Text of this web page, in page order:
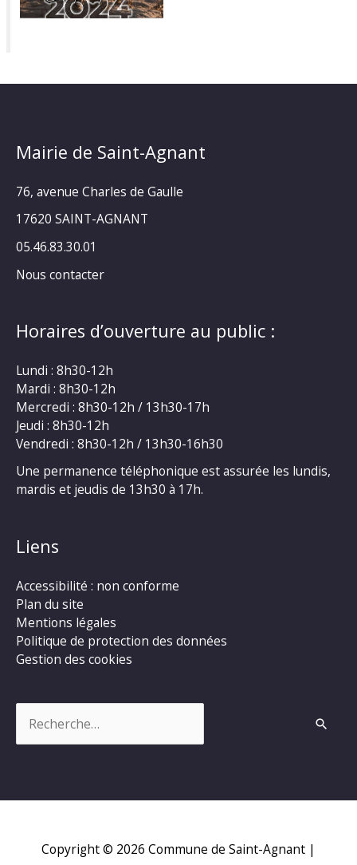
Mairie de Saint-Agnant
76, avenue Charles de Gaulle
17620 SAINT-AGNANT
05.46.83.30.01
Nous contacter
Horaires d’ouverture au public :
Lundi : 8h30-12h
Mardi : 8h30-12h
Mercredi : 8h30-12h / 13h30-17h
Jeudi : 8h30-12h
Vendredi : 8h30-12h / 13h30-16h30
Une permanence téléphonique est assurée les lundis,
mardis et jeudis de 13h30 à 17h.
Liens
Accessibilité : non conforme
Plan du site
Mentions légales
Politique de protection des données
Gestion des cookies
Copyright © 2026 Commune de Saint-Agnant |